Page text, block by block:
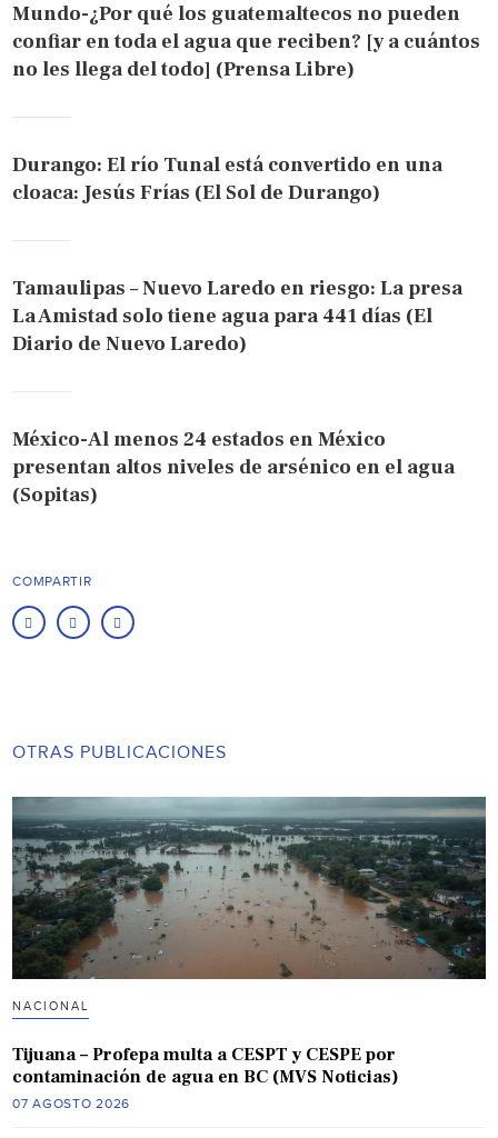
Mundo-¿Por qué los guatemaltecos no pueden
confiar en toda el agua que reciben? [y a cuántos
no les llega del todo] (Prensa Libre)
Durango: El río Tunal está convertido en una
cloaca: Jesús Frías (El Sol de Durango)
Tamaulipas – Nuevo Laredo en riesgo: La presa
La Amistad solo tiene agua para 441 días (El
Diario de Nuevo Laredo)
México-Al menos 24 estados en México
presentan altos niveles de arsénico en el agua
(Sopitas)
COMPARTIR
OTRAS PUBLICACIONES
NACIONAL
Tijuana – Profepa multa a CESPT y CESPE por
contaminación de agua en BC (MVS Noticias)
07 AGOSTO 2026